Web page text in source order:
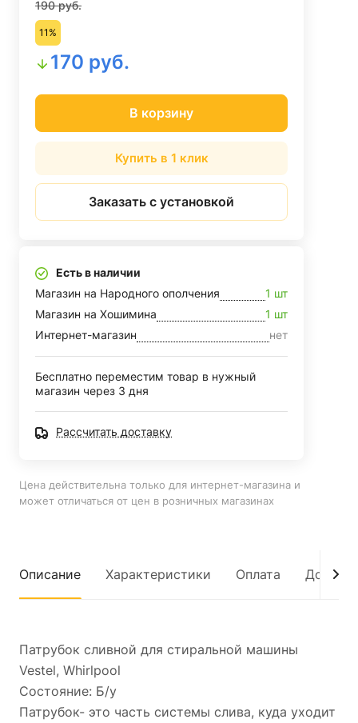
190 руб.
11%
170 руб.
В корзину
Купить в 1 клик
Заказать с установкой
Есть в наличии
Магазин на Народного ополчения
1 шт
Магазин на Хошимина
1 шт
Интернет-магазин
нет
Бесплатно переместим товар в нужный
магазин через 3 дня
Рассчитать доставку
Цена действительна только для интернет-магазина и
может отличаться от цен в розничных магазинах
Описание Характеристики Оплата
Патрубок сливной для стиральной машины
Vestel, Whirlpool
Состояние: Б/у
Патрубок- это часть системы слива, куда уходит